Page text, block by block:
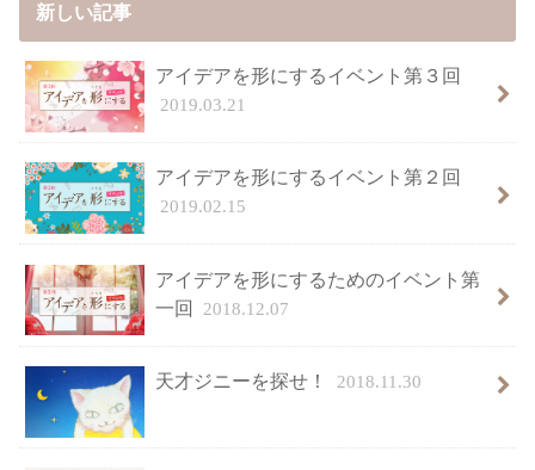
新しい記事
アイデアを形にするイベント第３回
2019.03.21
アイデアを形にするイベント第２回
2019.02.15
アイデアを形にするためのイベント第
一回
2018.12.07
天才ジニーを探せ！ 2018.11.30